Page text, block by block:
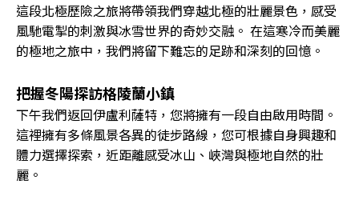
這段北極歷險之旅將帶領我們穿越北極的壯麗景色，感受
風馳電掣的刺激與冰雪世界的奇妙交融。 在這寒冷而美麗
的極地之旅中，我們將留下難忘的足跡和深刻的回憶。
把握冬陽探訪格陵蘭小鎮
下午我們返回伊盧利薩特，您將擁有一段自由啟用時間。
這裡擁有多條風景各異的徒步路線，您可根據自身興趣和
體力選擇探索，近距離感受冰山、峽灣與極地自然的壯
麗。